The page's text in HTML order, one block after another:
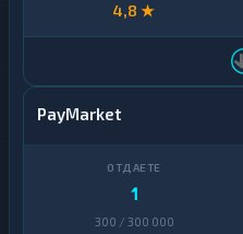
4,8 ★
PayMarket
1
300 / 300 000